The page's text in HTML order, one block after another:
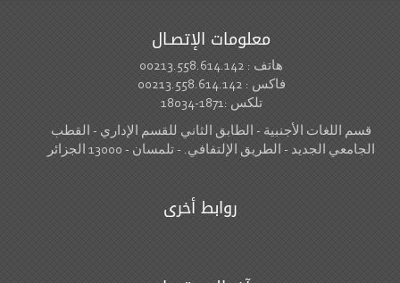
معلومات الإتصـال
هاتف : 00213.558.614.142
فاكس : 00213.558.614.142
تلكس :1871-18034
قسم اللغات الأجنبية - الطابق الثاني للقسم الإداري - القطب
الجامعي الجديد - الطريق الإلتفافي. - تلمسان - 13000 الجزائر
روابط أخرى